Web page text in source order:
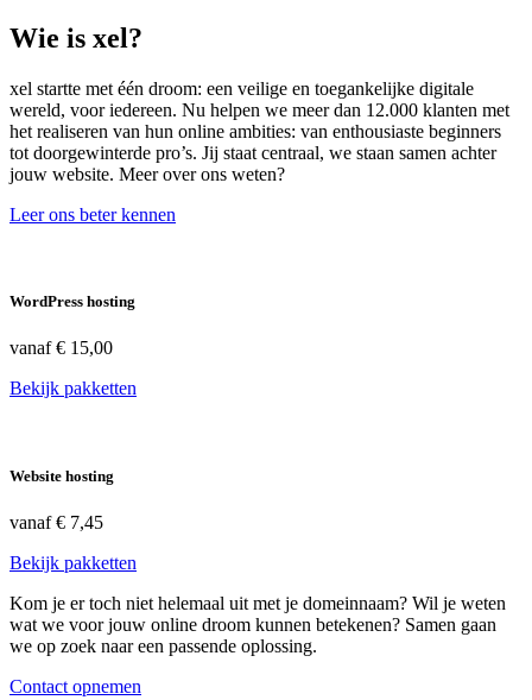
Wie is xel?
xel startte met één droom: een veilige en toegankelijke digitale
wereld, voor iedereen. Nu helpen we meer dan 12.000 klanten met
het realiseren van hun online ambities: van enthousiaste beginners
tot doorgewinterde pro’s. Jij staat centraal, we staan samen achter
jouw website. Meer over ons weten?
Leer ons beter kennen
WordPress hosting
vanaf€ 15,00
Bekijk pakketten
Website hosting
vanaf€ 7,45
Bekijk pakketten
Kom je er toch niet helemaal uit met je domeinnaam? Wil je weten
wat we voor jouw online droom kunnen betekenen? Samen gaan
we op zoek naar een passende oplossing.
Contact opnemen